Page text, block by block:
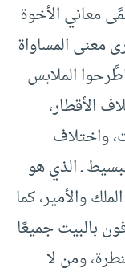
معاني الأخوة
معنى المساواة
الملابس
الأقطار،
واختلاف
ـ الذي هو
والأمير، كما
بالبيت جميعًا
ومن لا